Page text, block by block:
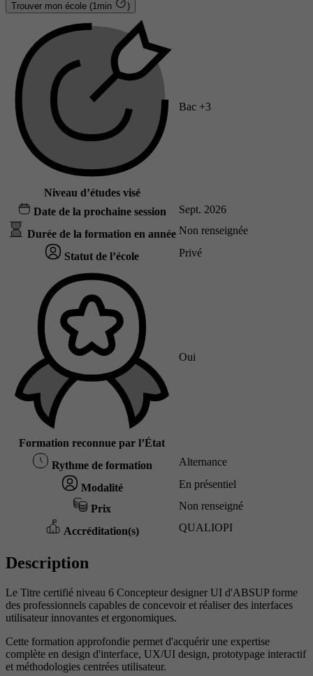
Trouver mon école (1min )
Niveau d’études visé
Bac +3
Date de la prochaine session Sept. 2026
Durée de la formation en année Non renseignée
Statut de l’école Privé
Formation reconnue par l’État
Oui
Rythme de formation Alternance
Modalité En présentiel
Prix Non renseigné
Accréditation(s) QUALIOPI
Description
Le Titre certifié niveau 6 Concepteur designer UI d'ABSUP forme
des professionnels capables de concevoir et réaliser des interfaces
utilisateur innovantes et ergonomiques.
Cette formation approfondie permet d'acquérir une expertise
complète en design d'interface, UX/UI design, prototypage interactif
et méthodologies centrées utilisateur.